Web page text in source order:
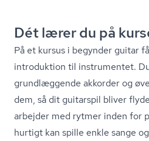
Dét lærer du på
På et kursus i begynder guitar
introduktion til instrumentet.
grundlæggende akkorder og
dem, så dit guitarspil bliver
arbejder med rytmer inden for
hurtigt kan spille enkle sange